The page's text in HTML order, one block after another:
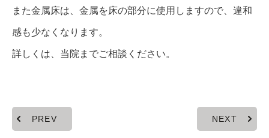
また金属床は、金属を床の部分に使用しますので、違和
感も少なくなります。
詳しくは、当院までご相談ください。
PREV NEXT